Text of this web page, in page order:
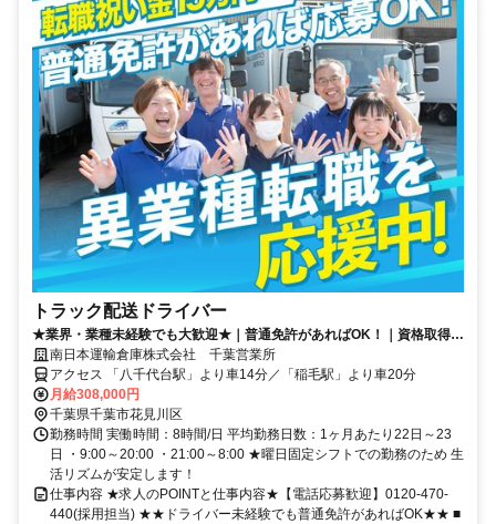
トラック配送ドライバー
★業界・業種未経験でも大歓迎★｜普通免許があればOK！｜資格取得支
援制度あり｜有休消化率100％｜完全週休2日制｜転職祝い金15万円＋月
給30.8万円｜1日2便
南日本運輸倉庫株式会社 千葉営業所
アクセス 「八千代台駅」より車14分／「稲毛駅」より車20分
月給308,000円
千葉県千葉市花見川区
勤務時間 実働時間：8時間/日 平均勤務日数：1ヶ月あたり22日～23
日 ・9:00～20:00 ・21:00～8:00 ★曜日固定シフトでの勤務のため 生
活リズムが安定します！
仕事内容 ★求人のPOINTと仕事内容★【電話応募歓迎】0120-470-
440(採用担当) ★★ドライバー未経験でも普通免許があればOK★★ ■